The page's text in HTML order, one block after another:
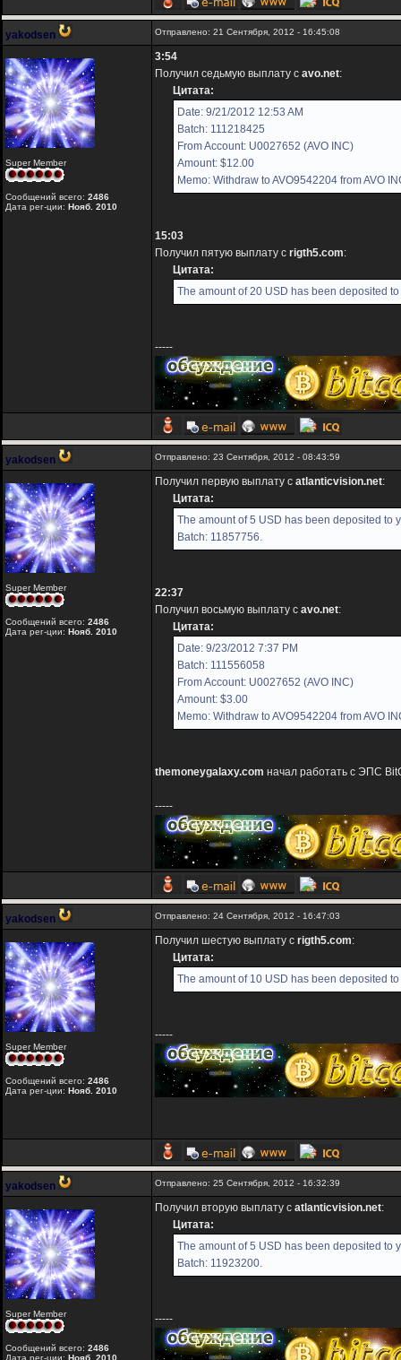
yakodsen Отправлено: 21 Сентября, 2012 - 16:45:08
Super Member
Сообщений всего: 2486
Дата рег-ции: Нояб. 2010
3:54
Получил седьмую выплату с avo.net:
Цитата:
Date: 9/21/2012 12:53 AM
Batch: 111218425
From Account: U0027652 (AVO INC)
Amount: $12.00
Memo: Withdraw to AVO9542204 from AVO
15:03
Получил пятую выплату с rigth5.com:
Цитата:
The amount of 20 USD has been deposited
-----
yakodsen Отправлено: 23 Сентября, 2012 - 08:43:59
Super Member
Сообщений всего: 2486
Дата рег-ции: Нояб. 2010
Получил первую выплату с atlanticvision.net:
Цитата:
The amount of 5 USD has been deposited to
Batch: 11857756.
22:37
Получил восьмую выплату с avo.net:
Цитата:
Date: 9/23/2012 7:37 PM
Batch: 111556058
From Account: U0027652 (AVO INC)
Amount: $3.00
Memo: Withdraw to AVO9542204 from AVO
themoneygalaxy.com начал работать с ЭПС
-----
yakodsen Отправлено: 24 Сентября, 2012 - 16:47:03
Super Member
Сообщений всего: 2486
Дата рег-ции: Нояб. 2010
Получил шестую выплату с rigth5.com:
Цитата:
The amount of 10 USD has been deposited
-----
yakodsen Отправлено: 25 Сентября, 2012 - 16:32:39
Super Member
Сообщений всего: 2486
Дата рег-ции: Нояб. 2010
Получил вторую выплату с atlanticvision.net:
Цитата:
The amount of 5 USD has been deposited to
Batch: 11923200.
-----